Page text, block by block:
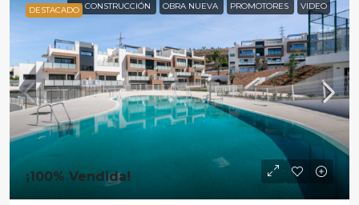
DESTACADOEN CONSTRUCCIÓN OBRA NUEVA PROMOTORES VIDEO
¡100% Vendida!